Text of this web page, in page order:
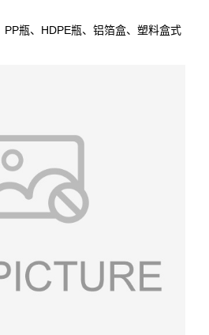
瓶、HDPE瓶、铝箔盒、塑料盒式